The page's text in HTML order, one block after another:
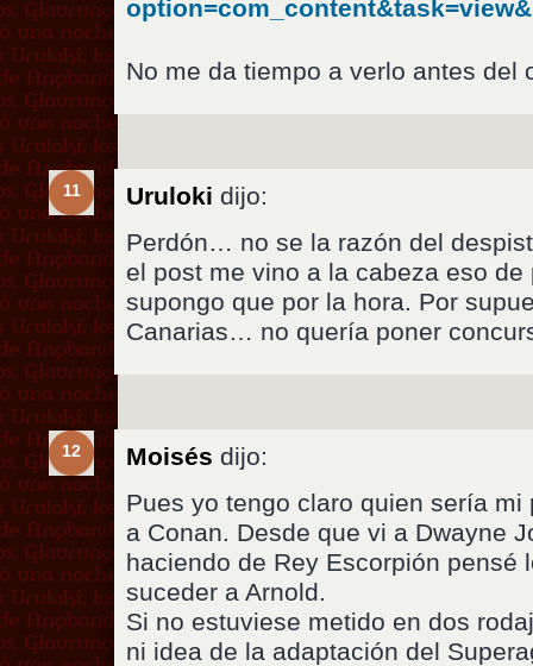
No me da tiempo a verlo antes
11 Uruloki dijo:
Perdón… no se la razón del
el post me vino a la cabeza eso
supongo que por la hora. Por
Canarias… no quería poner
12 Moisés dijo:
Pues yo tengo claro quien sería
a Conan. Desde que vi a Dwayne
haciendo de Rey Escorpión pensé
suceder a Arnold.
Si no estuviese metido en dos
ni idea de la adaptación del